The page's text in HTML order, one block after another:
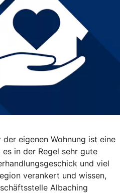
eigenen Wohnung ist eine
in der Regel sehr gute
und viel
verankert und wissen,
Albaching